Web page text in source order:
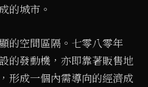
的城市。
的空間區隔。七零八零年
的發動機，亦即靠著販售地
形成一個內需導向的經濟成